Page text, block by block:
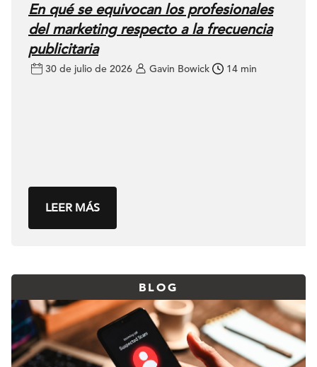
En qué se equivocan los profesionales
del marketing respecto a la frecuencia
publicitaria
30 de julio de 2026 Gavin Bowick 14 min
LEER MÁS
BLOG